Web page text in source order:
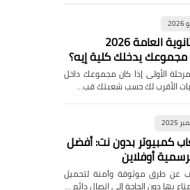
تنسيق الثانوية العامة 2026
مجموعك يدخلك كلية إيه؟
الأولى إذا كان مجموعك داخل
الأقرب لك حسب شعبتك قب…
كمبيوتر بدون نت: أفضل
أوفلاين
عن طرق موثوقة وآمنة لتحميل
بها دون الحاجة إلى اتصال دائم …